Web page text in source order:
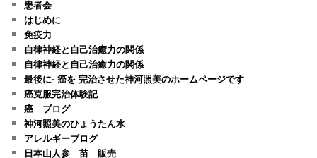
患者会
はじめに
免疫力
自律神経と自己治癒力の関係
自律神経と自己治癒力の関係
最後に- 癌を 完治させた神河照美のホームページです
癌克服完治体験記
癌 ブログ
神河照美のひょうたん水
アレルギーブログ
日本山人参 苗 販売